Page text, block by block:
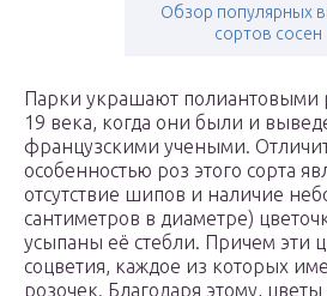
Обзор популярных
сортов сосен
Парки украшают полиантовыми
19 века, когда они были и
французскими учеными.
особенностью роз этого сорта
отсутствие шипов и наличие
сантиметров в диаметре)
усыпаны её стебли. Причем эти
соцветия, каждое из которых
розочек. Благодаря этому, цветы